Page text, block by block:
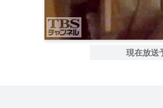
現在放送